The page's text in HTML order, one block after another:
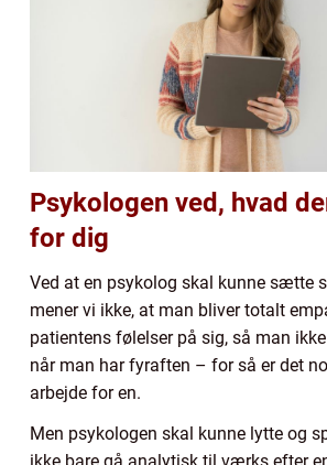
Psykologen ved, hvad
for dig
Ved at en psykolog skal kunne sætte
mener vi ikke, at man bliver totalt
patientens følelser på sig, så man
når man har fyraften – for så er det
arbejde for en.
Men psykologen skal kunne lytte og